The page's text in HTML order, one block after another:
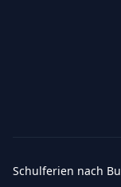
Schulferien nach